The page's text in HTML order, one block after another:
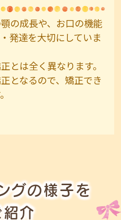
の成長や、お口の機能
発達を大切にしていま
とは全く異なります。
となるので、矯正でき
グの様子を
紹介